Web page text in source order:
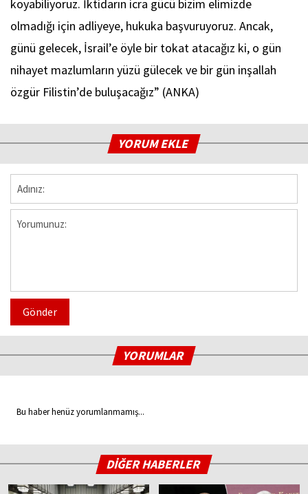
koyabiliyoruz. İktidarın icra gücü bizim elimizde
olmadığı için adliyeye, hukuka başvuruyoruz. Ancak,
günü gelecek, İsrail’e öyle bir tokat atacağız ki, o gün
nihayet mazlumların yüzü gülecek ve bir gün inşallah
özgür Filistin’de buluşacağız” (ANKA)
YORUM EKLE
Gönder
YORUMLAR
Bu haber henüz yorumlanmamış...
DİĞER HABERLER